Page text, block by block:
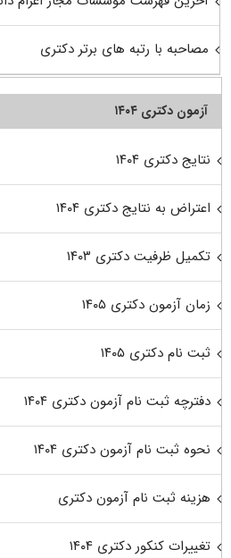
مصاحبه با رتبه های برتر دکتری
آزمون دکتری ۱۴۰۴
نتایج دکتری ۱۴۰۴
اعتراض به نتایج دکتری ۱۴۰۴
تکمیل ظرفیت دکتری ۱۴۰۳
زمان آزمون دکتری ۱۴۰۵
ثبت نام دکتری ۱۴۰۵
دفترچه ثبت نام آزمون دکتری ۱۴۰۴
نحوه ثبت نام آزمون دکتری ۱۴۰۴
هزینه ثبت نام آزمون دکتری
تغییرات کنکور دکتری ۱۴۰۴